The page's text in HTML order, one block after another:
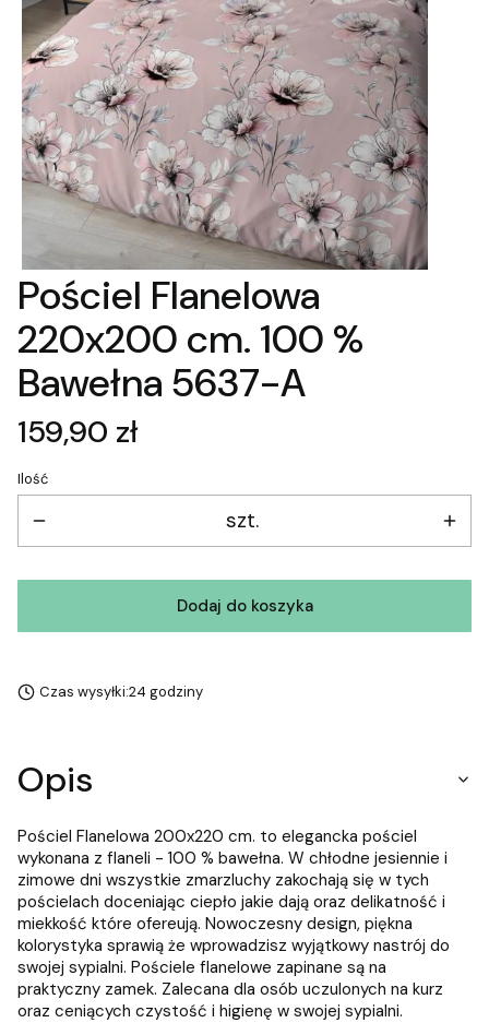
Pościel Flanelowa
220x200 cm. 100 %
Bawełna 5637-A
Cena
159,90 zł
Ilość
szt.
Dodaj do koszyka
Czas wysyłki:24 godziny
Opis
Pościel Flanelowa 200x220 cm. to elegancka pościel
wykonana z flaneli - 100 % bawełna. W chłodne jesiennie i
zimowe dni wszystkie zmarzluchy zakochają się w tych
pościelach doceniając ciepło jakie dają oraz delikatność i
miekkość które ofereują. Nowoczesny design, piękna
kolorystyka sprawią że wprowadzisz wyjątkowy nastrój do
swojej sypialni. Pościele flanelowe zapinane są na
praktyczny zamek. Zalecana dla osób uczulonych na kurz
oraz ceniących czystość i higienę w swojej sypialni.